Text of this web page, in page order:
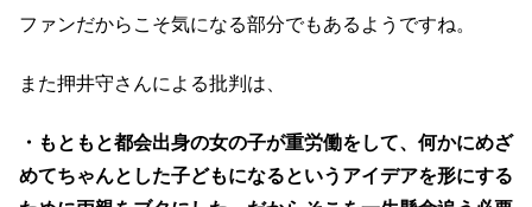
ファンだからこそ気になる部分でもあるようですね。
また押井守さんによる批判は、
・もともと都会出身の女の子が重労働をして、何かにめざ
めてちゃんとした子どもになるというアイデアを形にする